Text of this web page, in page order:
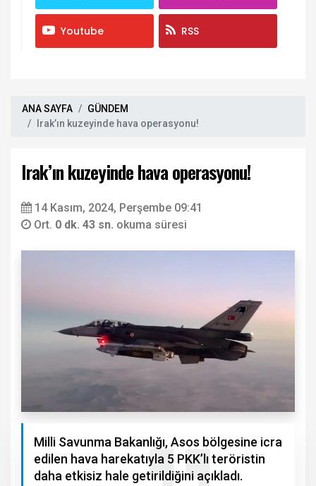
Youtube RSS
ANA SAYFA
GÜNDEM
Irak’ın kuzeyinde hava operasyonu!
Irak’ın kuzeyinde hava operasyonu!
14 Kasım, 2024, Perşembe 09:41
Ort. 0 dk. 43 sn. okuma süresi
Milli Savunma Bakanlığı, Asos bölgesine icra
edilen hava harekatıyla 5 PKK’lı teröristin
daha etkisiz hale getirildiğini açıkladı.